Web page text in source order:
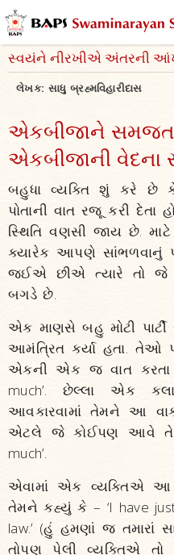
સ્વયંને નીરખીએ અંતરની
લેખક: સાધુ બ્રહ્મવિહારીદાસ
એકબીજાને
એકબીજાની વેદના
બહુધા વ્યક્તિ શું કરે છે
પોતાની વાત રજૂ કરી
સ્થિતિ વણસી જાય છે.
ક્યારેક આપણે
જઈએ છીએ ત્યારે તો જે
બગડે છે.
એક માણસે બહુ મોટી પાર્ટી
આમંત્રિત કર્યા હતા. તેઓ
એકની એક જ વાત કરતા
much’. છેલ્લા એક
આવકારવામાં તેમને આ
એટલે જે કોઈપણ આવે તેને
much’.
એવામાં એક વ્યક્તિએ આ
તેમને કહ્યું કે – ‘I have
law.’ (હું હમણાં જ તમારાં
તોપણ પેલી વ્યક્તિએ તો